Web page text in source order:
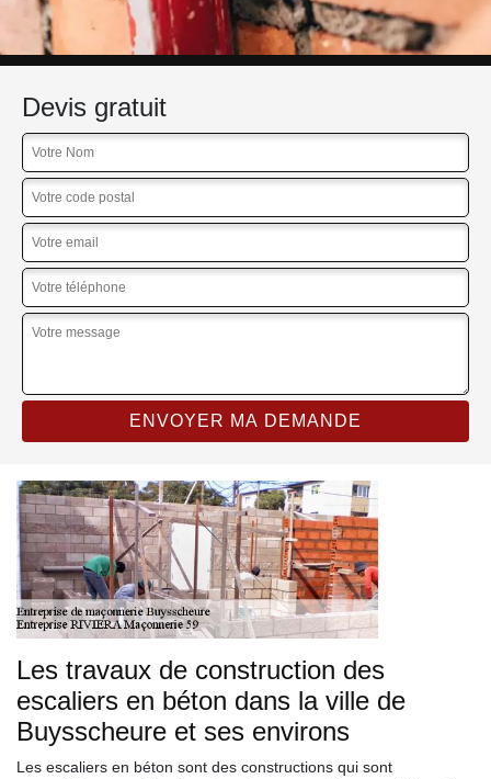
Devis gratuit
Les travaux de construction des
escaliers en béton dans la ville de
Buysscheure et ses environs
Les escaliers en béton sont des constructions qui sont